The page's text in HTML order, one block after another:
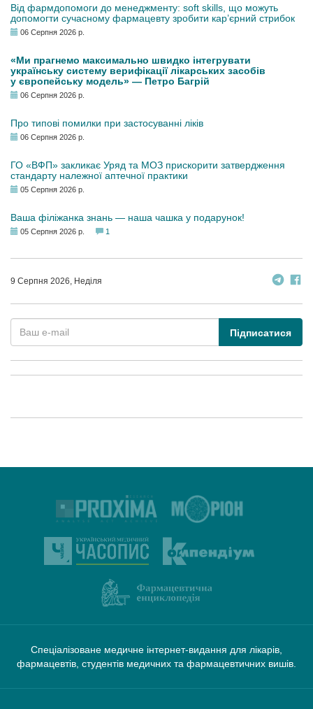
Від фармдопомоги до менеджменту: soft skills, що можуть
допомогти сучасному фармацевту зробити кар’єрний стрибок
06 Серпня 2026 р.
«Ми прагнемо максимально швидко інтегрувати
українську систему верифікації лікарських засобів
у європейську модель» — Петро Багрій
06 Серпня 2026 р.
Про типові помилки при застосуванні ліків
06 Серпня 2026 р.
ГО «ВФП» закликає Уряд та МОЗ прискорити затвердження
стандарту належної аптечної практики
05 Серпня 2026 р.
Ваша філіжанка знань — наша чашка у подарунок!
05 Серпня 2026 р. 1
9 Серпня 2026, Неділя
Підписатися
Спеціалізоване медичне інтернет-видання для лікарів,
фармацевтів, студентів медичних та фармацевтичних вишів.